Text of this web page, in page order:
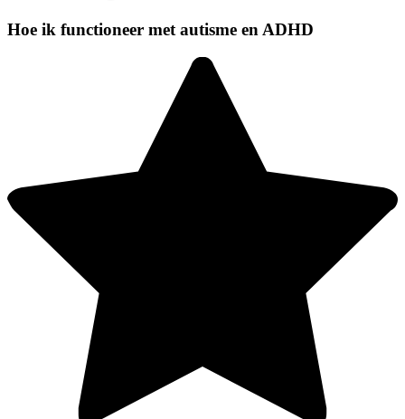
Hoe ik functioneer met autisme en ADHD